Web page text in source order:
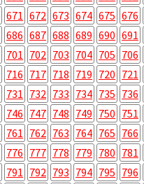
671 672 673 674 675 676
686 687 688 689 690 691
701 702 703 704 705 706
716 717 718 719 720 721
731 732 733 734 735 736
746 747 748 749 750 751
761 762 763 764 765 766
776 777 778 779 780 781
791 792 793 794 795 796